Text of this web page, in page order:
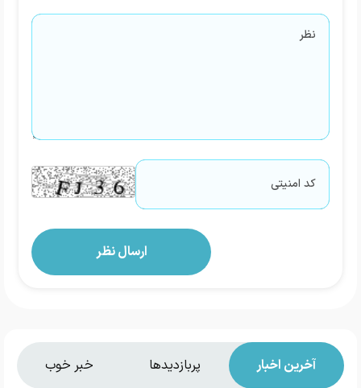
آخرین اخبار پربازدیدها خبر خوب